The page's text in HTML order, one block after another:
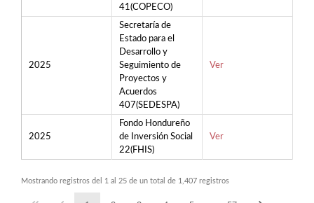
41(COPECO)
2025
Secretaría de
Estado para el
Desarrollo y
Seguimiento de
Proyectos y
Acuerdos
407(SEDESPA)
Ver
2025
Fondo Hondureño
de Inversión Social
22(FHIS)
Ver
Mostrando registros del 1 al 25 de un total de 1,407 registros